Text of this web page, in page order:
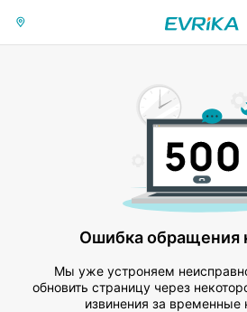
Ошибка обращения
Мы уже устроняем
обновить страницу через
извинения за временные